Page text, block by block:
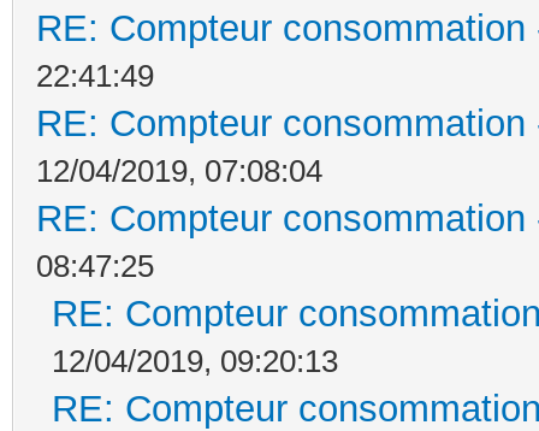
RE: Compteur consommation
22:41:49
RE: Compteur consommation
12/04/2019, 07:08:04
RE: Compteur consommation
08:47:25
RE: Compteur
12/04/2019, 09:20:13
RE: Compteur